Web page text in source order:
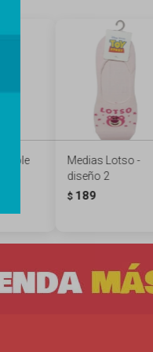
Medias Lotso -
diseño 2
$ 189